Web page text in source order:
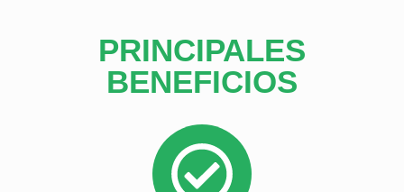
PRINCIPALES
BENEFICIOS